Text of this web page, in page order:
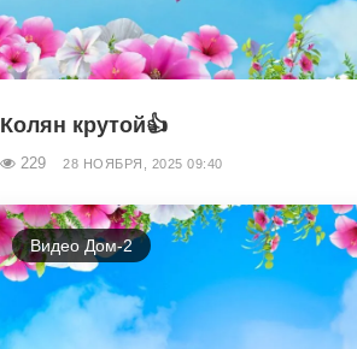
Колян крутой👍
229 28 НОЯБРЯ, 2025 09:40
Видео Дом-2